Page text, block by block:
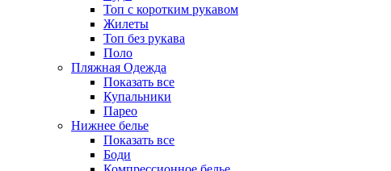
Топ с коротким рукавом
Жилеты
Топ без рукава
Поло
Пляжная Одежда
Показать все
Купальники
Парео
Нижнее белье
Показать все
Боди